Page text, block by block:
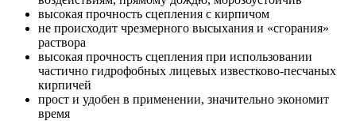
высокая прочность сцепления с кирпичом
не происходит чрезмерного высыхания и «сгорания»
раствора
высокая прочность сцепления при использовании
частично гидрофобных лицевых известково-песчаных
кирпичей
прост и удобен в применении, значительно экономит
время